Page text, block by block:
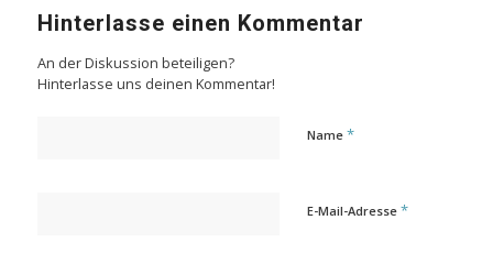
Hinterlasse einen Kommentar
An der Diskussion beteiligen?
Hinterlasse uns deinen Kommentar!
Name *
E-Mail-Adresse *